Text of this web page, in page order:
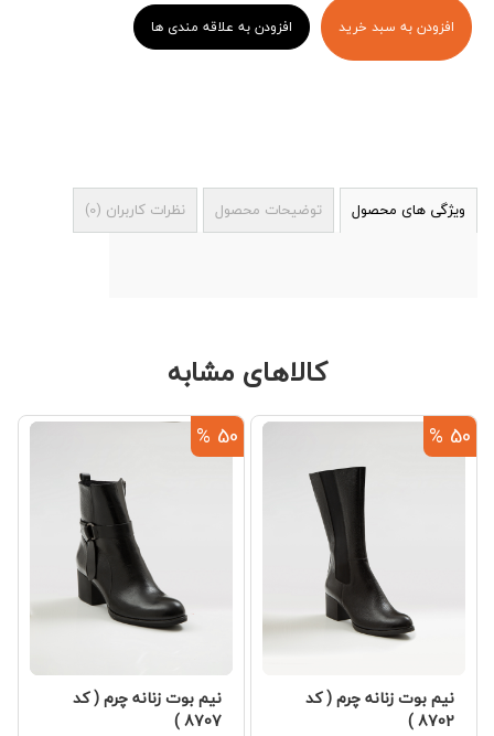
افزودن به سبد خرید افزودن به علاقه مندی ها
ویژگی های محصول توضیحات محصول نظرات کاربران (
0
)
کالاهای مشابه
50 %
نیم بوت زنانه چرم ( کد
8702 )
50 %
نیم بوت زنانه چرم ( کد
8707 )